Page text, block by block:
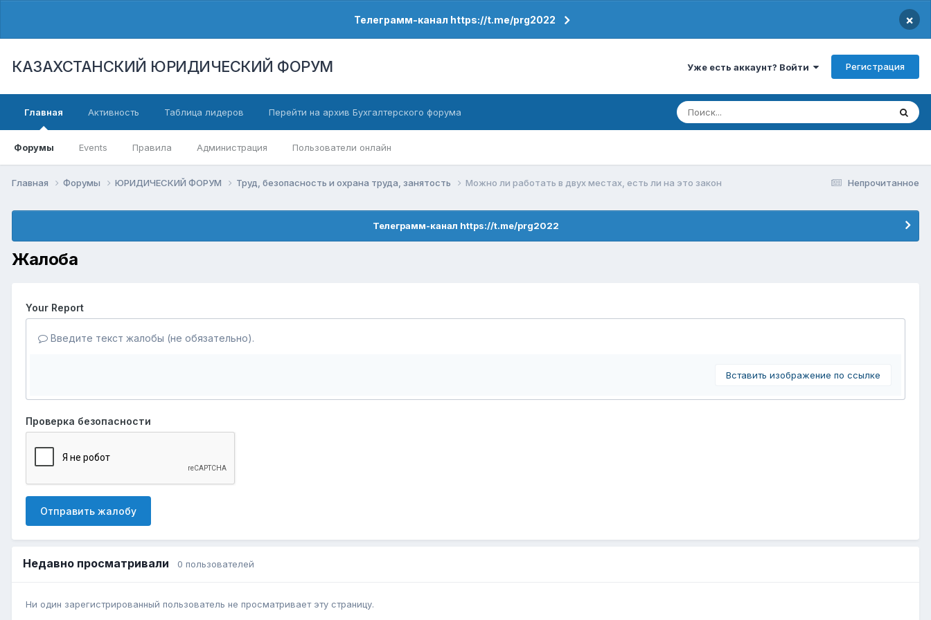
Телеграмм-канал https://t.me/prg2022 ×
КАЗАХСТАНСКИЙ ЮРИДИЧЕСКИЙ ФОРУМ Уже есть аккаунт? Войти Регистрация
Главная
Форумы Events Правила Администрация Пользователи онлайн
Активность Таблица лидеров Перейти на архив Бухгалтерского форума
Непрочитанное
Главная Форумы ЮРИДИЧЕСКИЙ ФОРУМ Труд, безопасность и охрана труда, занятость Можно ли работать в двух местах, есть ли на это закон
Телеграмм-канал https://t.me/prg2022
Жалоба
Your Report
Введите текст жалобы (не обязательно).
Вставить изображение по ссылке
Проверка безопасности
Отправить жалобу
Недавно просматривали 0 пользователей
Ни один зарегистрированный пользователь не просматривает эту страницу.